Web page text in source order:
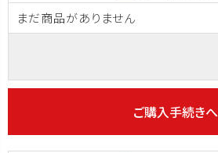
まだ商品がありません
ご購入手続きへ